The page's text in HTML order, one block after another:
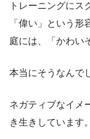
トレーニングにス
「偉い」という
庭には、「かわい
本当にそうなんで
ネガティブなイメ
き生きしています。